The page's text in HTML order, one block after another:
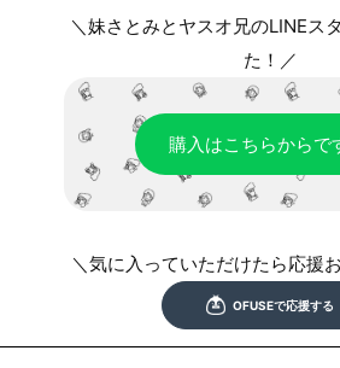
＼妹さとみとヤスオ兄のLINEス
た！／
購入はこちらからで
＼気に入っていただけたら応援